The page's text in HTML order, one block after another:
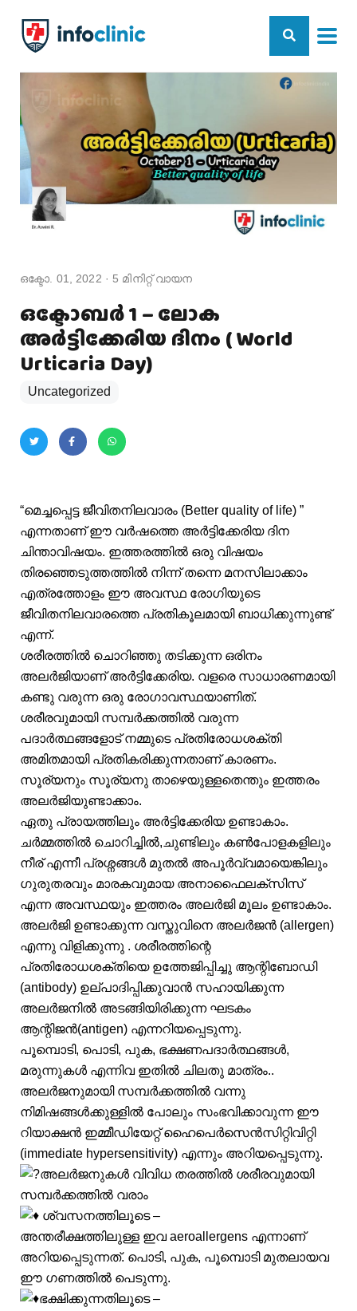
ഒക്ടോ. 01, 2022 · 5 മിനിറ്റ് വായന
ഒക്ടോബർ 1 – ലോക
അർട്ടിക്കേരിയ ദിനം ( World
Urticaria Day)
Uncategorized
“മെച്ചപ്പെട്ട ജീവിതനിലവാരം (Better quality of life) ”
എന്നതാണ് ഈ വർഷത്തെ അർട്ടിക്കേരിയ ദിന
ചിന്താവിഷയം. ഇത്തരത്തിൽ ഒരു വിഷയം
തിരഞ്ഞെടുത്തത്തിൽ നിന്ന് തന്നെ മനസിലാക്കാം
എത്രത്തോളം ഈ അവസ്ഥ രോഗിയുടെ
ജീവിതനിലവാരത്തെ പ്രതികൂലമായി ബാധിക്കുന്നുണ്ട്
എന്ന്.
ശരീരത്തിൽ ചൊറിഞ്ഞു തടിക്കുന്ന ഒരിനം
അലർജിയാണ് അർട്ടിക്കേരിയ. വളരെ സാധാരണമായി
കണ്ടു വരുന്ന ഒരു രോഗാവസ്ഥയാണിത്.
ശരീരവുമായി സമ്പർക്കത്തിൽ വരുന്ന
പദാർത്ഥങ്ങളോട് നമ്മുടെ പ്രതിരോധശക്തി
അമിതമായി പ്രതികരിക്കുന്നതാണ് കാരണം.
സൂര്യനും സൂര്യനു താഴെയുള്ളതെന്തും ഇത്തരം
അലർജിയുണ്ടാക്കാം.
ഏതു പ്രായത്തിലും അർട്ടിക്കേരിയ ഉണ്ടാകാം.
ചർമ്മത്തിൽ ചൊറിച്ചിൽ,ചുണ്ടിലും കൺപോളകളിലും
നീര് എന്നീ പ്രശ്നങ്ങൾ മുതൽ അപൂർവ്വമായെങ്കിലും
ഗുരുതരവും മാരകവുമായ അനാഫൈലക്സിസ്
എന്ന അവസ്ഥയും ഇത്തരം അലർജി മൂലം ഉണ്ടാകാം.
അലർജി ഉണ്ടാക്കുന്ന വസ്തുവിനെ അലർജൻ (allergen)
എന്നു വിളിക്കുന്നു . ശരീരത്തിന്റെ
പ്രതിരോധശക്തിയെ ഉത്തേജിപ്പിച്ചു ആന്റിബോഡി
(antibody) ഉല്പാദിപ്പിക്കുവാൻ സഹായിക്കുന്ന
അലർജനിൽ അടങ്ങിയിരിക്കുന്ന ഘടകം
ആന്റിജൻ(antigen) എന്നറിയപ്പെടുന്നു.
പൂമ്പൊടി, പൊടി, പുക, ഭക്ഷണപദാർത്ഥങ്ങൾ,
മരുന്നുകൾ എന്നിവ ഇതിൽ ചിലതു മാത്രം..
അലർജനുമായി സമ്പർക്കത്തിൽ വന്നു
നിമിഷങ്ങൾക്കുള്ളിൽ പോലും സംഭവിക്കാവുന്ന ഈ
റിയാക്ഷൻ ഇമ്മീഡിയേറ്റ് ഹൈപെർസെൻസിറ്റിവിറ്റി
(immediate hypersensitivity) എന്നും അറിയപ്പെടുന്നു.
അലർജനുകൾ വിവിധ തരത്തിൽ ശരീരവുമായി
സമ്പർക്കത്തിൽ വരാം
ശ്വസനത്തിലൂടെ –
അന്തരീക്ഷത്തിലുള്ള ഇവ aeroallergens എന്നാണ്
അറിയപ്പെടുന്നത്. പൊടി, പുക, പൂമ്പൊടി മുതലായവ
ഈ ഗണത്തിൽ പെടുന്നു.
ഭക്ഷിക്കുന്നതിലൂടെ –